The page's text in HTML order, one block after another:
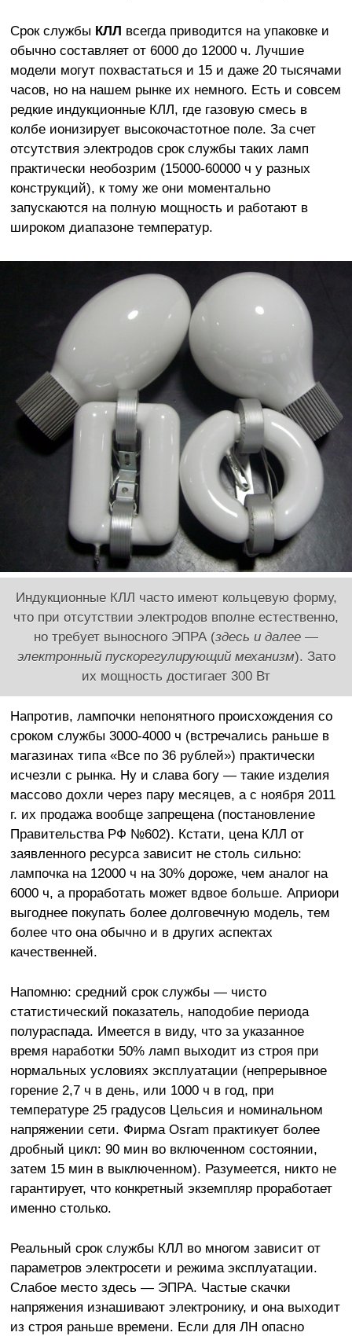
Срок службы КЛЛ всегда приводится на упаковке и
обычно составляет от 6000 до 12000 ч. Лучшие
модели могут похвастаться и 15 и даже 20 тысячами
часов, но на нашем рынке их немного. Есть и совсем
редкие индукционные КЛЛ, где газовую смесь в
колбе ионизирует высокочастотное поле. За счет
отсутствия электродов срок службы таких ламп
практически необозрим (15000-60000 ч у разных
конструкций), к тому же они моментально
запускаются на полную мощность и работают в
широком диапазоне температур.
Индукционные КЛЛ часто имеют кольцевую форму,
что при отсутствии электродов вполне естественно,
но требует выносного ЭПРА (здесь и далее —
электронный пускорегулирующий механизм). Зато
их мощность достигает 300 Вт
Напротив, лампочки непонятного происхождения со
сроком службы 3000-4000 ч (встречались раньше в
магазинах типа «Все по 36 рублей») практически
исчезли с рынка. Ну и слава богу — такие изделия
массово дохли через пару месяцев, а с ноября 2011
г. их продажа вообще запрещена (постановление
Правительства РФ №602). Кстати, цена КЛЛ от
заявленного ресурса зависит не столь сильно:
лампочка на 12000 ч на 30% дороже, чем аналог на
6000 ч, а проработать может вдвое больше. Априори
выгоднее покупать более долговечную модель, тем
более что она обычно и в других аспектах
качественней.
Напомню: средний срок службы — чисто
статистический показатель, наподобие периода
полураспада. Имеется в виду, что за указанное
время наработки 50% ламп выходит из строя при
нормальных условиях эксплуатации (непрерывное
горение 2,7 ч в день, или 1000 ч в год, при
температуре 25 градусов Цельсия и номинальном
напряжении сети. Фирма Osram практикует более
дробный цикл: 90 мин во включенном состоянии,
затем 15 мин в выключенном). Разумеется, никто не
гарантирует, что конкретный экземпляр проработает
именно столько.
Реальный срок службы КЛЛ во многом зависит от
параметров электросети и режима эксплуатации.
Слабое место здесь — ЭПРА. Частые скачки
напряжения изнашивают электронику, и она выходит
из строя раньше времени. Если для ЛН опасно